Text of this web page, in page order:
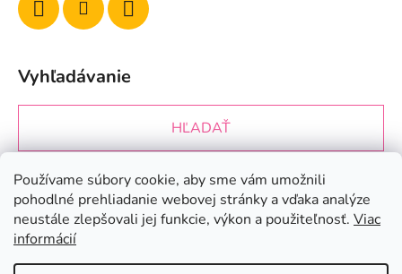
Používame súbory cookie, aby sme vám umožnili
pohodlné prehliadanie webovej stránky a vďaka analýze
neustále zlepšovali jej funkcie, výkon a použiteľnosť. Viac
informácií
Vyhľadávanie
HĽADAŤ
Prijímame online platby